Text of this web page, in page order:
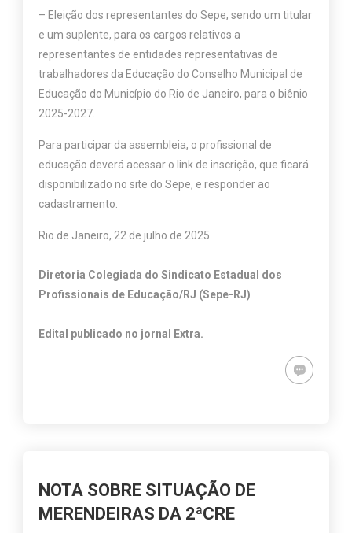
– Eleição dos representantes do Sepe, sendo um titular
e um suplente, para os cargos relativos a
representantes de entidades representativas de
trabalhadores da Educação do Conselho Municipal de
Educação do Município do Rio de Janeiro, para o biênio
2025-2027.
Para participar da assembleia, o profissional de
educação deverá acessar o link de inscrição, que ficará
disponibilizado no site do Sepe, e responder ao
cadastramento.
Rio de Janeiro, 22 de julho de 2025
Diretoria Colegiada do Sindicato Estadual dos
Profissionais de Educação/RJ (Sepe-RJ)
Edital publicado no jornal Extra.
NOTA SOBRE SITUAÇÃO DE
MERENDEIRAS DA 2ªCRE